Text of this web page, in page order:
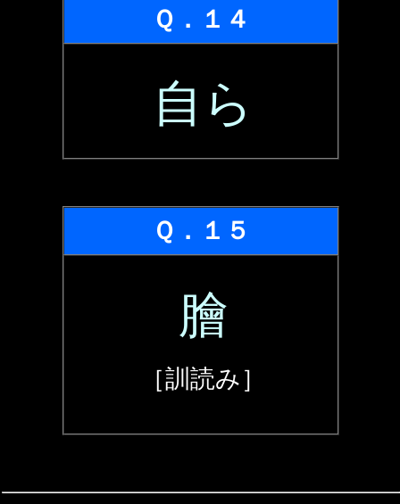
Ｑ．１４
自ら
Ｑ．１５
膾
［訓読み］